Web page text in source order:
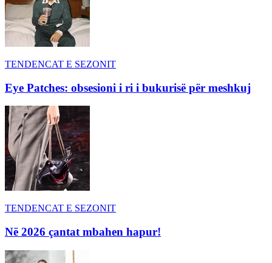
TENDENCAT E SEZONIT
Eye Patches: obsesioni i ri i bukurisë për meshkuj
TENDENCAT E SEZONIT
Në 2026 çantat mbahen hapur!